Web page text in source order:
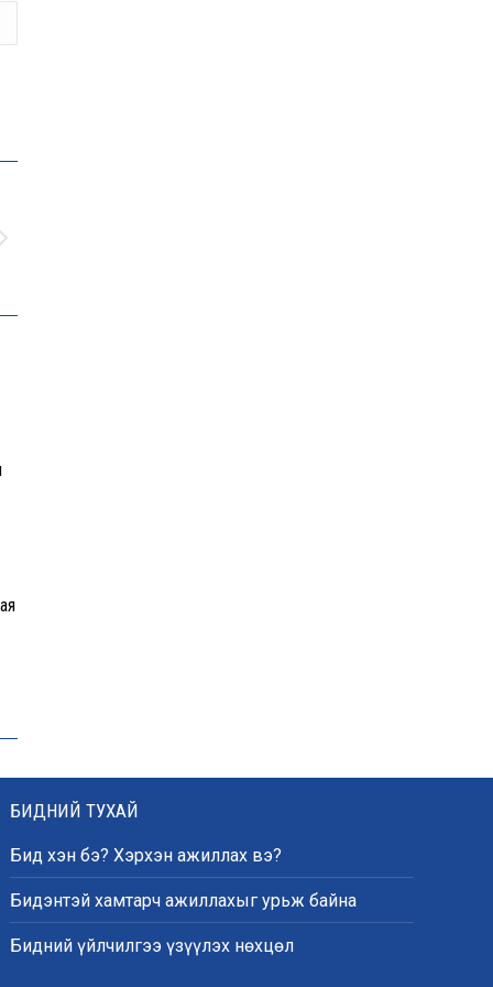
БИДНИЙ ТУХАЙ
Бид хэн бэ? Хэрхэн ажиллах вэ?
Бидэнтэй хамтарч ажиллахыг урьж байна
Бидний үйлчилгээ үзүүлэх нөхцөл